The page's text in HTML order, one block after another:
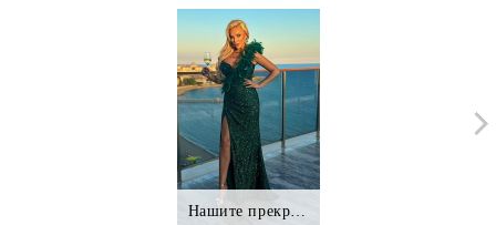
Нашите прекрасни клиентки.,.